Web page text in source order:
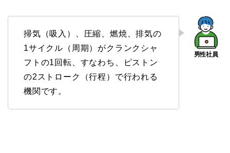
掃気（吸入）、圧縮、燃焼、排気の
1サイクル（周期）がクランクシャ
フトの1回転、すなわち、ピストン
の2ストローク（行程）で行われる
機関です。